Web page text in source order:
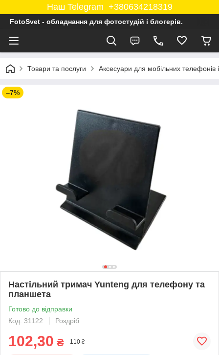
Наш Telegram +380634218319
FotoSvet - обладнання для фотостудій і блогерів.
Товари та послуги Аксесуари для мобільних телефонів
–7%
Настільний тримач Yunteng для телефону та
планшета
Готово до відправки
Код: 31122
Роздріб
102,30 ₴ 110 ₴